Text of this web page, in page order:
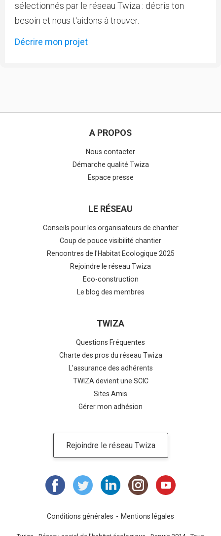
sélectionnés par le réseau Twiza : décris ton
besoin et nous t'aidons à trouver.
Décrire mon projet
A PROPOS
Nous contacter
Démarche qualité Twiza
Espace presse
LE RÉSEAU
Conseils pour les organisateurs de chantier
Coup de pouce visibilité chantier
Rencontres de l'Habitat Ecologique 2025
Rejoindre le réseau Twiza
Eco-construction
Le blog des membres
TWIZA
Questions Fréquentes
Charte des pros du réseau Twiza
L'assurance des adhérents
TWIZA devient une SCIC
Sites Amis
Gérer mon adhésion
Rejoindre le réseau Twiza
Conditions générales Mentions légales